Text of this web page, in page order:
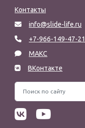
Контакты
info@slide-life.ru
+7-966-149-47-21
МАКС
ВКонтакте